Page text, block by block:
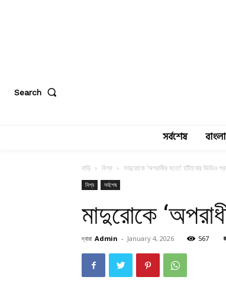
Search
সর্বশেষ
বাড়ি বিশ্ব মাদুরোকে ‘অপরাধীর মতো’ হাঁটানোর ভিডিও
বিশ্ব সর্বশেষ
মাদুরোকে
দ্বারা Admin - January 4, 2026 567